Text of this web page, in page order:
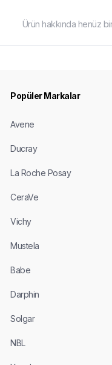
Ürün hakkında henüz
Popüler Markalar
Avene
Ducray
La Roche Posay
CeraVe
Vichy
Mustela
Babe
Darphin
Solgar
NBL